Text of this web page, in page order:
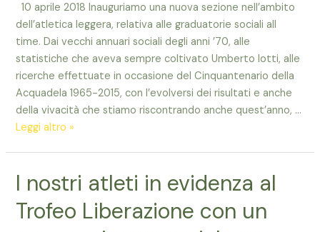
10 aprile 2018 Inauguriamo una nuova sezione nell’ambito
dell’atletica leggera, relativa alle graduatorie sociali all
time. Dai vecchi annuari sociali degli anni ’70, alle
statistiche che aveva sempre coltivato Umberto Iotti, alle
ricerche effettuate in occasione del Cinquantenario della
Acquadela 1965-2015, con l’evolversi dei risultati e anche
della vivacità che stiamo riscontrando anche quest’anno, …
Graduatorie
Acquadela
Leggi altro »
I nostri atleti in evidenza al
Trofeo Liberazione con un